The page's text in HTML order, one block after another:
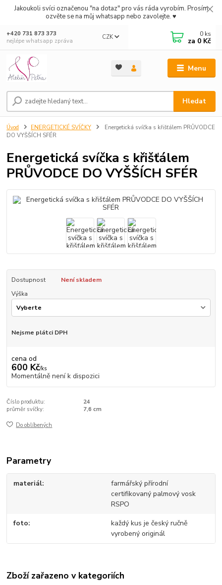
Jakoukoli svíci označenou "na dotaz" pro vás ráda vyrobím. Prosím
ozvěte se na můj whatsapp nebo zavolejte. ♥
Menu
CZK
Hledat
+420 731 873 373
nejlépe whatsapp zpráva
0 ks
za 0 Kč
Úvod ENERGETICKÉ SVÍČKY
Energetická svíčka s křišťálem PRŮVODCE
DO VYŠŠÍCH SFÉR
Energetická svíčka s křišťálem
PRŮVODCE DO VYŠŠÍCH SFÉR
Dostupnost
Není skladem
Výška
Nejsme plátci DPH
cena od
600 Kč/ks
Momentálně není k dispozici
Číslo produktu:
24
průměr svíčky:
7,6 cm
Do oblíbených
Parametry
materiál
farmářský přírodní
certifikovaný palmový vosk
RSPO
foto
každý kus je český ručně
vyrobený originál
Zboží zařazeno v kategoriích